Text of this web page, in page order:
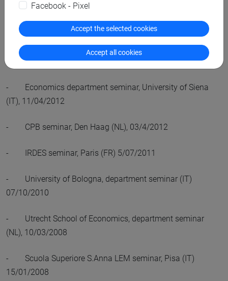
- Erasmus University /Tinbergen Institute seminar,
Rotterdam (NL) 11/03/2013
- CFS seminar, Frankfurt (DE), 23/04/2012
- Economics department seminar, University of Siena
(IT), 11/04/2012
- CPB seminar, Den Haag (NL), 03/4/2012
- IRDES seminar, Paris (FR) 5/07/2011
- University of Bologna, department seminar (IT)
07/10/2010
- Utrecht School of Economics, department seminar
(NL), 10/03/2008
- Scuola Superiore S.Anna LEM seminar, Pisa (IT)
15/01/2008
Facebook - Pixel
Accept the selected cookies
Accept all cookies